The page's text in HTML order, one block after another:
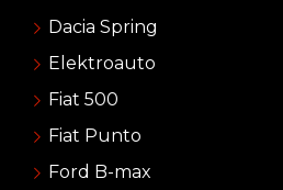
Dacia Spring
Elektroauto
Fiat 500
Fiat Punto
Ford B-max